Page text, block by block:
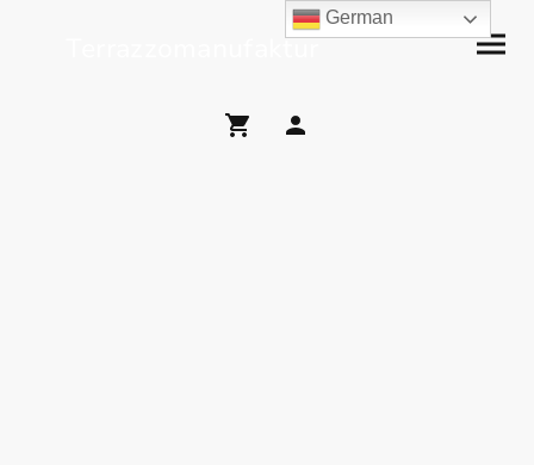
Terrazzomanufaktur
German